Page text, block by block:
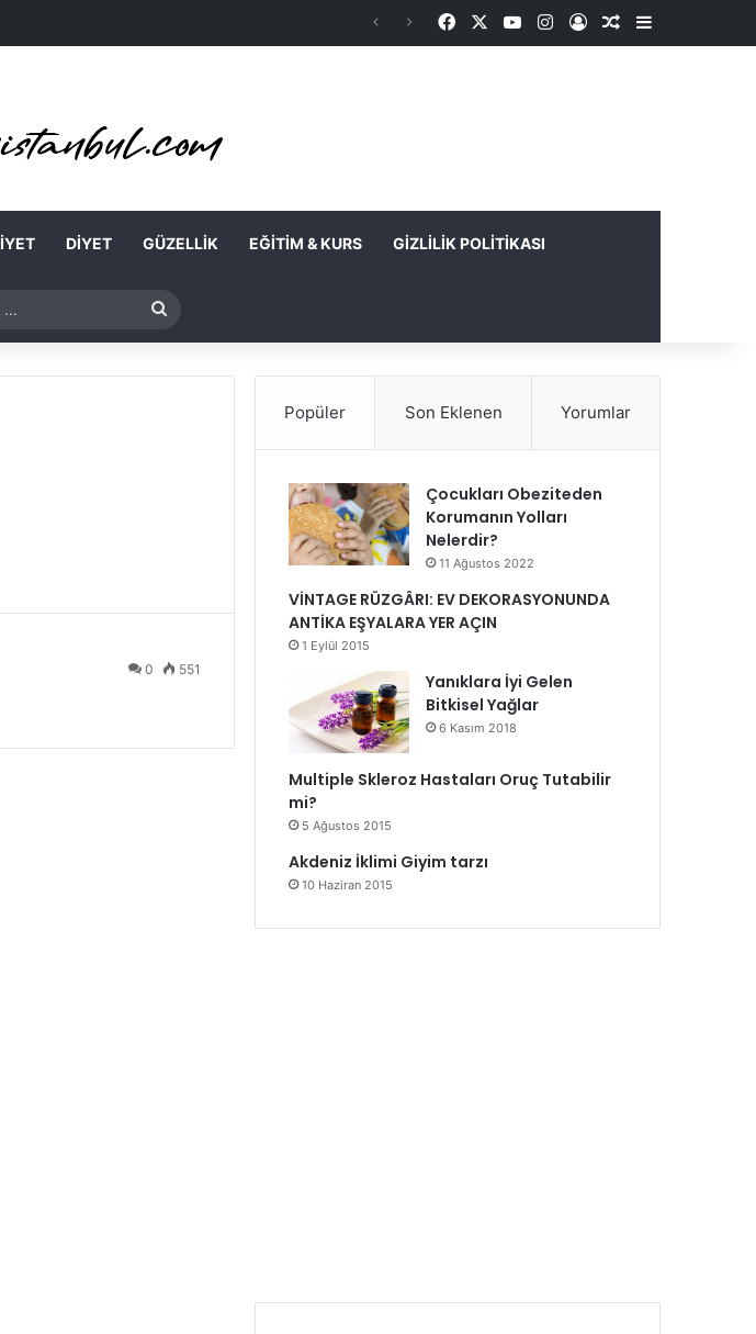
FacebookYouTubeInstagram
Kayıt OlRastgele Makale
Kenar
DIYET GÜZELLIK EĞITIM & KURS GIZLILIK POLITIKASI
Arama
yap
0 551
Popüler Son Eklenen Yorumlar
Çocukları Obeziteden
Korumanın Yolları
Nelerdir?
11 Ağustos 2022
VİNTAGE RÜZGÂRI: EV DEKORASYONUNDA
ANTİKA EŞYALARA YER AÇIN
1 Eylül 2015
Yanıklara İyi Gelen
Bitkisel Yağlar
6 Kasım 2018
Multiple Skleroz Hastaları Oruç Tutabilir
mi?
5 Ağustos 2015
Akdeniz İklimi Giyim tarzı
10 Haziran 2015